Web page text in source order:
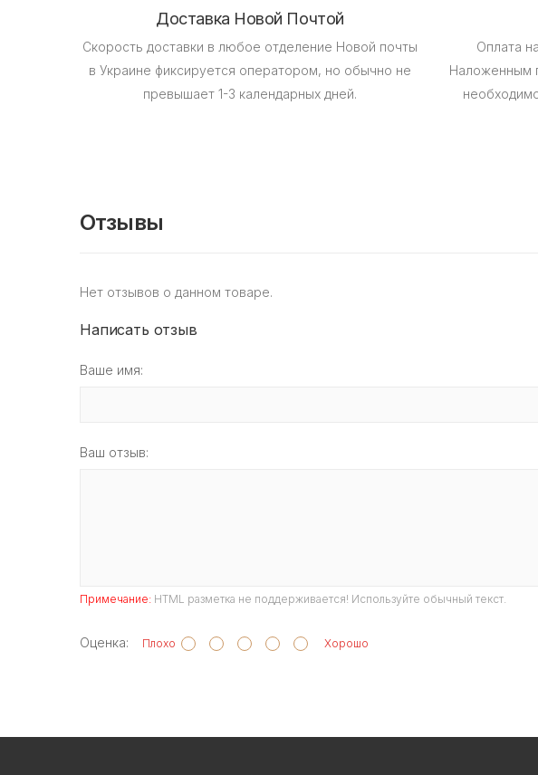
Доставка Новой Почтой
Скорость доставки в любое отделение Новой почты
в Украине фиксируется оператором, но обычно не
превышает 1-3 календарных дней.
Оплата
Наложенным
Отзывы
Нет отзывов о данном товаре.
Написать отзыв
Ваше имя:
Ваш отзыв:
Примечание: HTML разметка не поддерживается! Используйте обычный текст.
Оценка: Плохо Хорошо